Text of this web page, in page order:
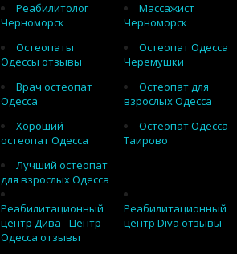
Реабилитолог
Черноморск
Массажист
Черноморск
Остеопаты
Одессы отзывы
Остеопат Одесса
Черемушки
Врач остеопат
Одесса
Остеопат для
взрослых Одесса
Хороший
остеопат Одесса
Остеопат Одесса
Таирово
Лучший остеопат
для взрослых Одесса
Реабилитационный
центр Дива - Центр
Одесса отзывы
Реабилитационный
центр Diva отзывы